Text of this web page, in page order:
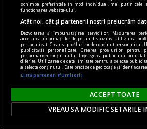
Portret de familie cu oglindă
schimba preferintele in mod individual, mai putin cele
functionarea website-ului.
Atât noi, cât și partenerii noștri prelucrăm
Dezvoltarea și îmbunătățirea serviciilor. Măsurarea
accesarea informațiilor de pe un dispozitiv. Utilizarea
personalizat. Crearea profilurilor de conținut personalizat.
publicității personalizate. Crearea profilurilor pentru
performanței conținutului. Înțelegerea publicului prin
diferite. Utilizarea de date limitate pentru a selecta
a selecta conținutul. Date precise de geolocație și
Listă parteneri (furnizori)
ACCEPT TOATE
VREAU SA MODIFIC SETARILE